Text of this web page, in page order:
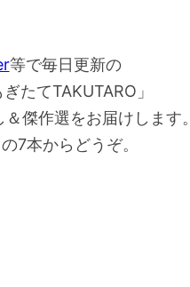
等で毎日更新の
たてTAKUTARO」
傑作選をお届けします。
7本からどうぞ。